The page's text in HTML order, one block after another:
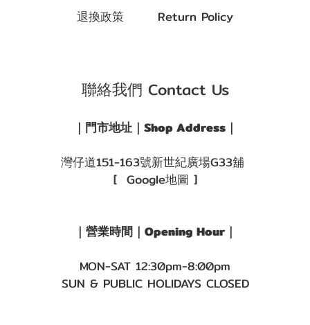
退換政策 Return Policy
聯絡我們 Contact Us
｜門市地址｜Shop Address｜
灣仔道151-163號新世紀廣場G33舖
[ Google地圖 ]
｜營業時間｜Opening Hour｜
MON-SAT 12:30pm-8:00pm
SUN & PUBLIC HOLIDAYS CLOSED